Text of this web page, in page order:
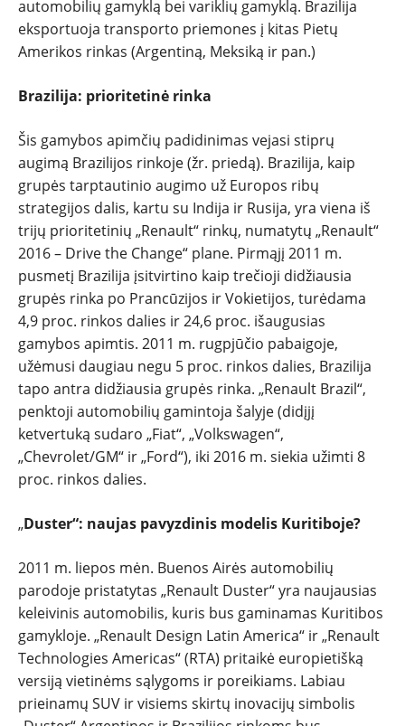
automobilių gamyklą bei variklių gamyklą. Brazilija
eksportuoja transporto priemones į kitas Pietų
Amerikos rinkas (Argentiną, Meksiką ir pan.)
Brazilija: prioritetinė rinka
Šis gamybos apimčių padidinimas vejasi stiprų
augimą Brazilijos rinkoje (žr. priedą). Brazilija, kaip
grupės tarptautinio augimo už Europos ribų
strategijos dalis, kartu su Indija ir Rusija, yra viena iš
trijų prioritetinių „Renault“ rinkų, numatytų „Renault“
2016 – Drive the Change“ plane. Pirmąjį 2011 m.
pusmetį Brazilija įsitvirtino kaip trečioji didžiausia
grupės rinka po Prancūzijos ir Vokietijos, turėdama
4,9 proc. rinkos dalies ir 24,6 proc. išaugusias
gamybos apimtis. 2011 m. rugpjūčio pabaigoje,
užėmusi daugiau negu 5 proc. rinkos dalies, Brazilija
tapo antra didžiausia grupės rinka. „Renault Brazil“,
penktoji automobilių gamintoja šalyje (didįjį
ketvertuką sudaro „Fiat“, „Volkswagen“,
„Chevrolet/GM“ ir „Ford“), iki 2016 m. siekia užimti 8
proc. rinkos dalies.
„Duster“: naujas pavyzdinis modelis Kuritiboje?
2011 m. liepos mėn. Buenos Airės automobilių
parodoje pristatytas „Renault Duster“ yra naujausias
keleivinis automobilis, kuris bus gaminamas Kuritibos
gamykloje. „Renault Design Latin America“ ir „Renault
Technologies Americas“ (RTA) pritaikė europietišką
versiją vietinėms sąlygoms ir poreikiams. Labiau
prieinamų SUV ir visiems skirtų inovacijų simbolis